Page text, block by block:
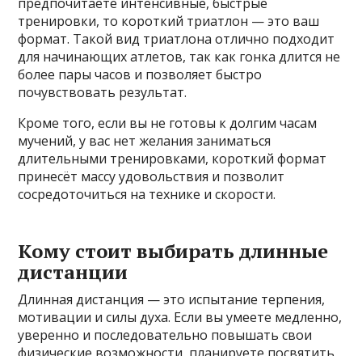
тренировки, то короткий триатлон — это ваш
формат. Такой вид триатлона отлично подходит
для начинающих атлетов, так как гонка длится не
более пары часов и позволяет быстро
почувствовать результат.
Кроме того, если вы не готовы к долгим часам
мучений, у вас нет желания заниматься
длительными тренировками, короткий формат
принесёт массу удовольствия и позволит
сосредоточиться на технике и скорости.
Кому стоит выбирать длинные
дистанции
Длинная дистанция — это испытание терпения,
мотивации и силы духа. Если вы умеете медленно,
уверенно и последовательно повышать свои